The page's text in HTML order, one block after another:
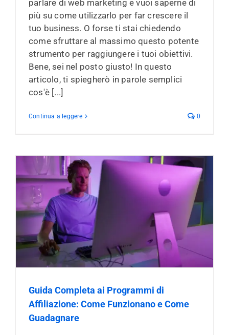
parlare di web marketing e vuoi saperne di
più su come utilizzarlo per far crescere il
tuo business. O forse ti stai chiedendo
come sfruttare al massimo questo potente
strumento per raggiungere i tuoi obiettivi.
Bene, sei nel posto giusto! In questo
articolo, ti spiegherò in parole semplici
cos'è [...]
Continua a leggere 0
Guida Completa ai Programmi di
Affiliazione: Come Funzionano e Come
Guadagnare